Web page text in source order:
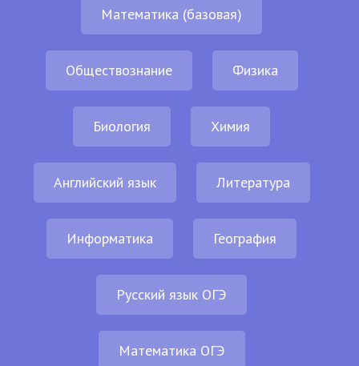
Математика (базовая)
Обществознание Физика
Биология Химия
Английский язык Литература
Информатика География
Русский язык ОГЭ
Математика ОГЭ